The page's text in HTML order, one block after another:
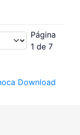
Página
1 de 7
Download